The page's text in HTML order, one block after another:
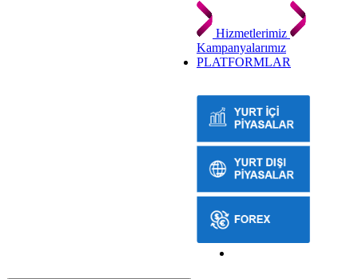
Hizmetlerimiz
Kampanyalarımız
PLATFORMLAR